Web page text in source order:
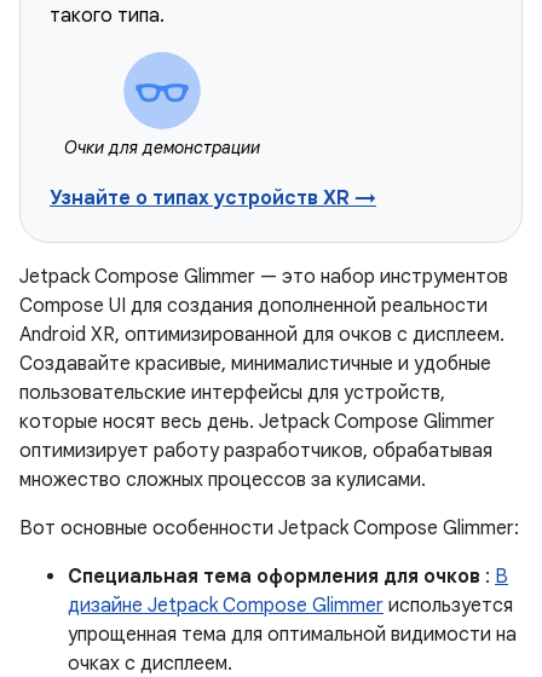
такого типа.
Очки для демонстрации
Узнайте о типах устройств XR →
Jetpack Compose Glimmer — это набор инструментов
Compose UI для создания дополненной реальности
Android XR, оптимизированной для очков с дисплеем.
Создавайте красивые, минималистичные и удобные
пользовательские интерфейсы для устройств,
которые носят весь день. Jetpack Compose Glimmer
оптимизирует работу разработчиков, обрабатывая
множество сложных процессов за кулисами.
Вот основные особенности Jetpack Compose Glimmer:
Специальная тема оформления для очков : В
дизайне Jetpack Compose Glimmer используется
упрощенная тема для оптимальной видимости на
очках с дисплеем.